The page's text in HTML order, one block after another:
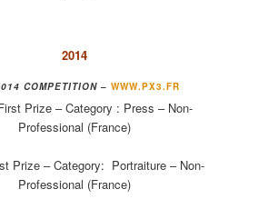
2014
COMPETITION– WWW.PX3.FR
Prize –Category : Press – Non-
Professional (France)
Prize –Category: Portraiture – Non-
Professional (France)